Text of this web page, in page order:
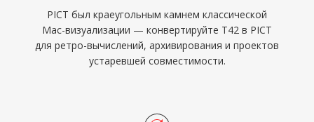
PICT был краеугольным камнем классической
Mac-визуализации — конвертируйте T42 в PICT
для ретро-вычислений, архивирования и проектов
устаревшей совместимости.